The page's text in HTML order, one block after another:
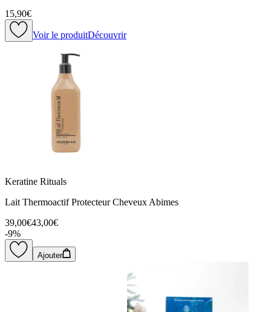
15,90€
Voir le produitDécouvrir
Keratine Rituals
Lait Thermoactif Protecteur Cheveux Abimes
39,00€43,00€
-9%
Ajouter